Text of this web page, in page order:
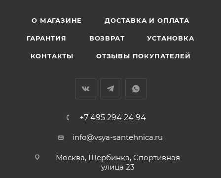
О МАГАЗИНЕ ДОСТАВКА И ОПЛАТА
ГАРАНТИЯ ВОЗВРАТ УСТАНОВКА
КОНТАКТЫ ОТЗЫВЫ ПОКУПАТЕЛЕЙ
+7 495 294 24 94
info@vsya-santehnica.ru
Москва, Щербинка, Спортивная
улица 23